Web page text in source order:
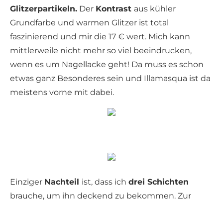
Glitzerpartikeln. Der Kontrast aus kühler
Grundfarbe und warmen Glitzer ist total
faszinierend und mir die 17 € wert. Mich kann
mittlerweile nicht mehr so viel beeindrucken,
wenn es um Nagellacke geht! Da muss es schon
etwas ganz Besonderes sein und Illamasqua ist da
meistens vorne mit dabei.
Einziger Nachteil ist, dass ich drei Schichten
brauche, um ihn deckend zu bekommen. Zur